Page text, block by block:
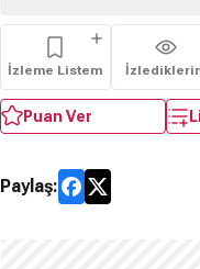
İzleme Listem
Puan Ver
Paylaş: